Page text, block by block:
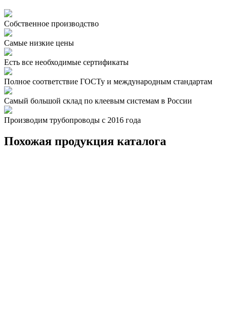
Собственное производство
Самые низкие цены
Есть все необходимые сертификаты
Полное соответствие ГОСТу и международным стандартам
Самый большой склад по клеевым системам в России
Производим трубопроводы с 2016 года
Похожая продукция каталога